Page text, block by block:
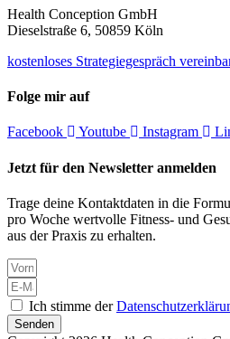
Health Conception GmbH
Dieselstraße 6, 50859 Köln
kostenloses Strategiegespräch
Folge mir auf
Facebook Youtube Instagram
Jetzt für den Newsletter anmelden
Trage deine Kontaktdaten in die
pro Woche wertvolle Fitness- und
aus der Praxis zu erhalten.
Ich stimme der
Senden